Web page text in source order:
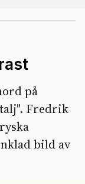
på
Fredrik
bild av